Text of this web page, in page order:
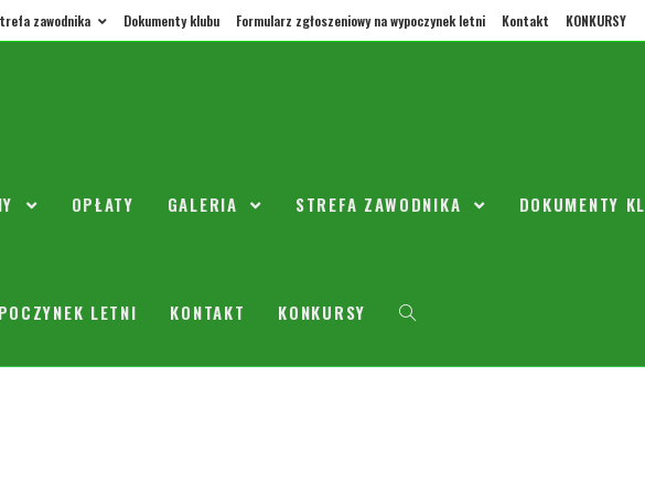
zawodnika Dokumenty klubu Formularz zgłoszeniowy na wypoczynek letni Kontakt KONKURSY
OPŁATY GALERIA STREFA ZAWODNIKA DOKUMENTY
LETNI KONTAKT KONKURSY